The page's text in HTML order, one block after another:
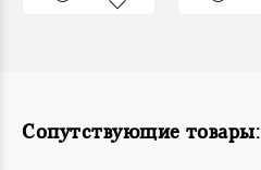
Сопутствующие товары: